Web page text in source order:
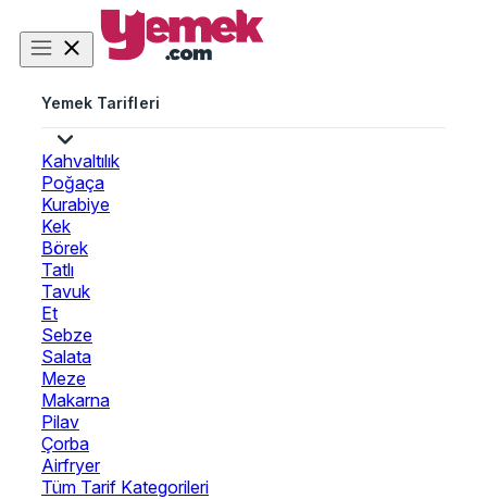
Yemek Tarifleri
Kahvaltılık
Poğaça
Kurabiye
Kek
Börek
Tatlı
Tavuk
Et
Sebze
Salata
Meze
Makarna
Pilav
Çorba
Airfryer
Tüm Tarif Kategorileri